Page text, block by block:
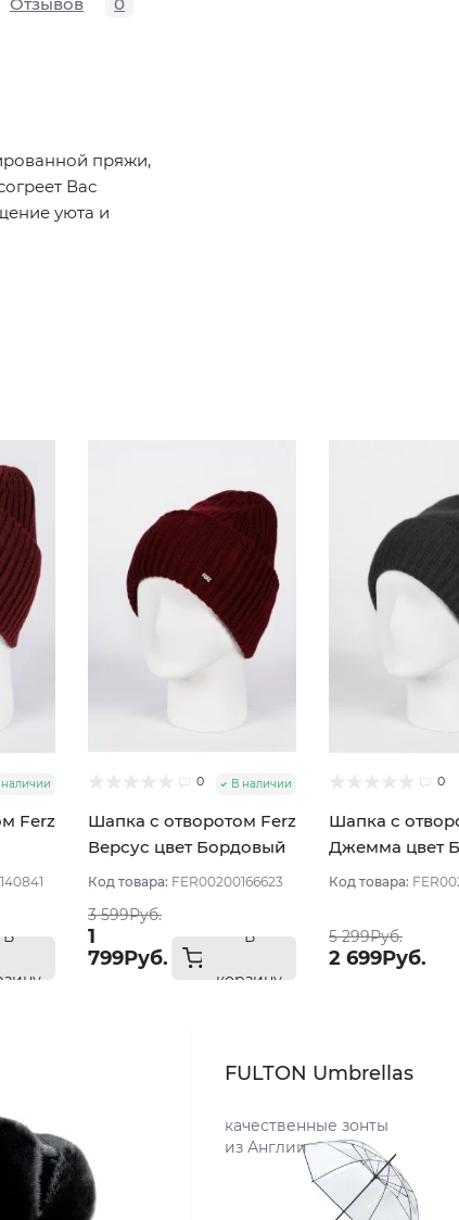
пряжи,
Вас
уюта и
Ferz
В
0 В наличии
Шапка с отворотом Ferz
Версус цвет Бордовый
темный
Код товара: FER00200166623
3 599Руб.
1
799Руб.
В
корзину
0
Шапка с
Джемма цвет
Код товара:
5 299Руб.
2 699Руб.
FULTON Umbrellas
качественные зонты
из Англии